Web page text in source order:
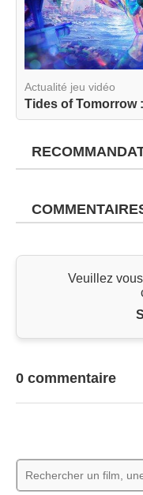
Actualité jeu vidéo
Tides of Tomorrow
Veuillez
0 commentaire